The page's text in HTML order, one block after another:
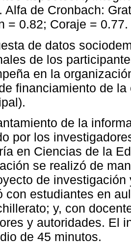
Alfa de Cronbach:
= 0.82; Coraje = 0.77.
de datos
de los
en la
financiamiento de
de la
por los
en Ciencias de la
se realizó de
de
con estudiantes en
y, con
y autoridades. El
de 45 minutos.